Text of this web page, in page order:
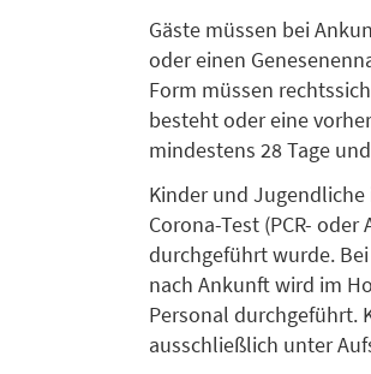
Gäste müssen bei
oder einen
Form müssen
besteht oder eine
mindestens 28 Tage
Kinder und
Corona-Test (PCR-
durchgeführt wurde.
nach Ankunft wird im
Personal durchgeführt.
ausschließlich unter